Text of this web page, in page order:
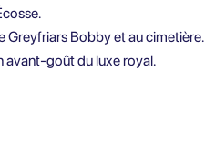
Greyfriars Bobby et au cimetière.
avant-goût du luxe royal.